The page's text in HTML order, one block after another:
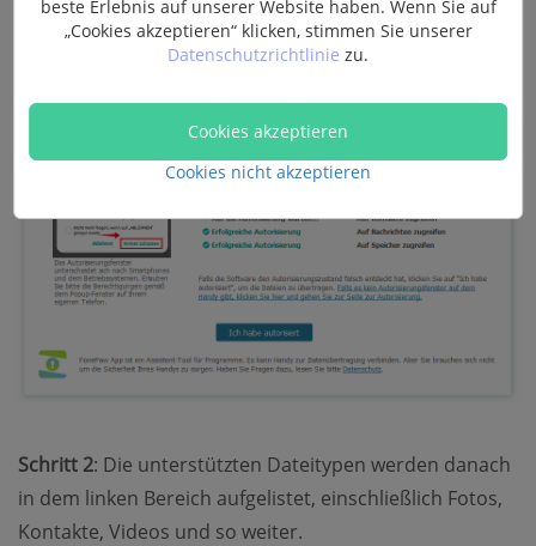
Programm den Zugriff auf das Samsung Handy. Nur
autorisieren die nötigen Rechte durch das Pop-Up-
Schritt 2: Die unterstützten Dateitypen werden danach
in dem linken Bereich aufgelistet, einschließlich Fotos,
Kontakte, Videos und so weiter.
beste Erlebnis auf unserer Website haben. Wenn Sie auf
„Cookies akzeptieren“ klicken, stimmen Sie unserer
Datenschutzrichtlinie zu.
Cookies akzeptieren
Cookies nicht akzeptieren